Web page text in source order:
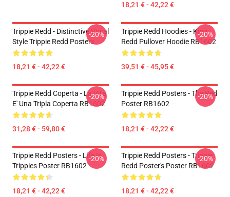
18,21 € - 42,22 €
Trippie Redd - Distinctive Vocal
Style Trippie Redd Posters
18,21 € - 42,22 €
-20%
Trippie Redd Hoodies - King
Redd Pullover Hoodie RB1602
39,51 € - 45,95 €
-20%
Trippie Redd Coperta - La Vita
E' Una Tripla Coperta RB1602
31,28 € - 59,80 €
-20%
Trippie Redd Posters - The Red
Poster RB1602
18,21 € - 42,22 €
-20%
Trippie Redd Posters - Life Is
Trippies Poster RB1602
18,21 € - 42,22 €
-20%
Trippie Redd Posters - Trippie
Redd Poster's Poster RB1602
18,21 € - 42,22 €
-20%